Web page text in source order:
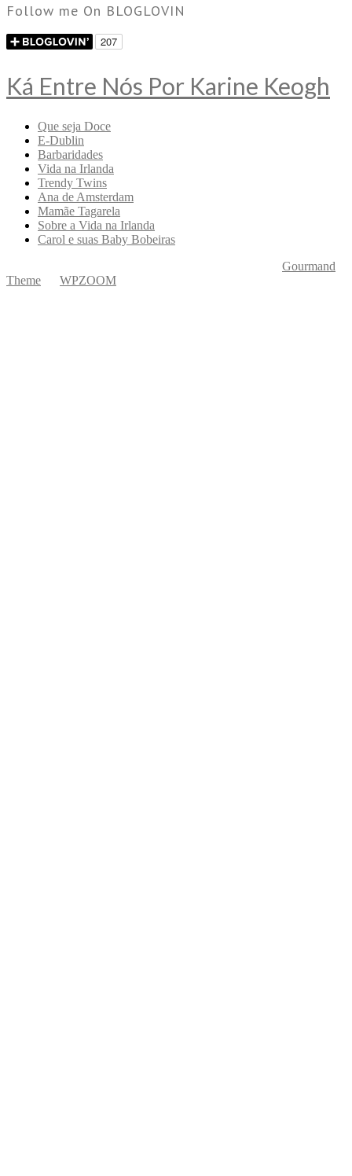
Follow me On BLOGLOVIN
Ká Entre Nós Por Karine Keogh
Que seja Doce
E-Dublin
Barbaridades
Vida na Irlanda
Trendy Twins
Ana de Amsterdam
Mamãe Tagarela
Sobre a Vida na Irlanda
Carol e suas Baby Bobeiras
Gourmand
Theme
WPZOOM